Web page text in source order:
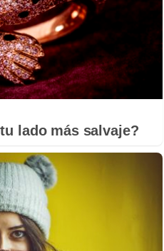
lado más salvaje?